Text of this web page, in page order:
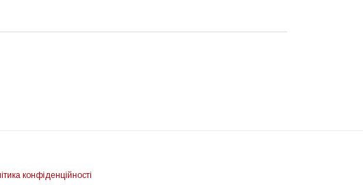
конфіденційності